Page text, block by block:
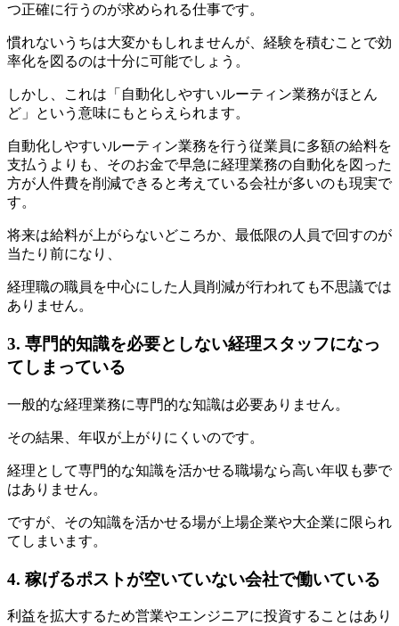
つ正確に行うのが求められる仕事です。
慣れないうちは大変かもしれませんが、経験を積むことで効
率化を図るのは十分に可能でしょう。
しかし、これは「自動化しやすいルーティン業務がほとん
ど」という意味にもとらえられます。
自動化しやすいルーティン業務を行う従業員に多額の給料を
支払うよりも、そのお金で早急に経理業務の自動化を図った
方が人件費を削減できると考えている会社が多いのも現実で
す。
将来は給料が上がらないどころか、最低限の人員で回すのが
当たり前になり、
経理職の職員を中心にした人員削減が行われても不思議では
ありません。
3. 専門的知識を必要としない経理スタッフになっ
てしまっている
一般的な経理業務に専門的な知識は必要ありません。
その結果、年収が上がりにくいのです。
経理として専門的な知識を活かせる職場なら高い年収も夢で
はありません。
ですが、その知識を活かせる場が上場企業や大企業に限られ
てしまいます。
4. 稼げるポストが空いていない会社で働いている
利益を拡大するため営業やエンジニアに投資することはあり